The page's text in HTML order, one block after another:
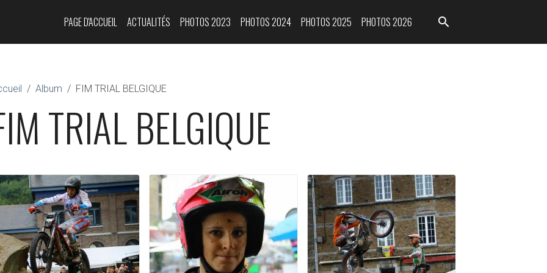
PAGE D'ACCUEIL ACTUALITÉS PHOTOS 2023 PHOTOS 2024 PHOTOS 2025 PHOTOS 2026
Album FIM TRIAL BELGIQUE
TRIAL BELGIQUE